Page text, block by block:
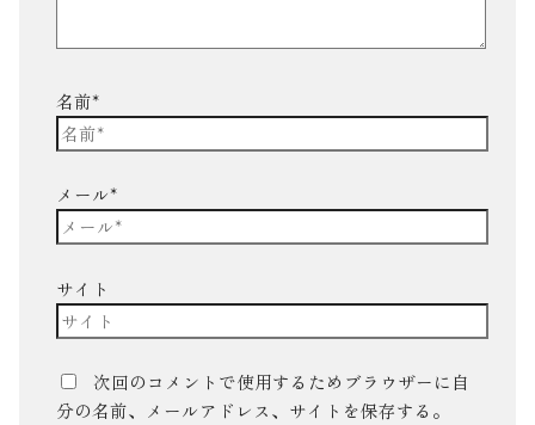
名前*
メール*
サイト
次回のコメントで使用するためブラウザーに自
分の名前、メールアドレス、サイトを保存する。